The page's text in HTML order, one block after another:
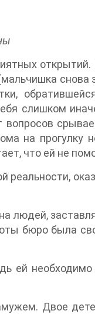
слишком
на
что ей не
реальности,
людей,
бюро была
ей
Двое